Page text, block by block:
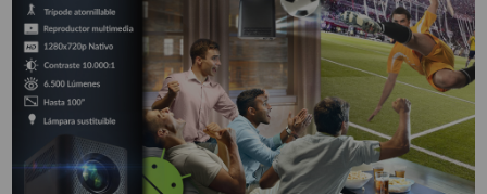
PROYECTOR PARA CINE EN
CASA
PROYECTOR PARA
EDUCACION
PROYECTOR PARA EL
MUNDIAL 2026